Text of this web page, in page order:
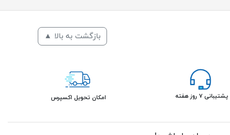
بازگشت به بالا ▲
پشتیبانی ۷ روز هفته امکان تحویل اکسپرس